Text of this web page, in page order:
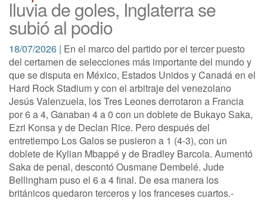
lluvia de goles, Inglaterra se
subió al podio
18/07/2026 | En el marco del partido por el tercer puesto
del certamen de selecciones más importante del mundo y
que se disputa en México, Estados Unidos y Canadá en el
Hard Rock Stadium y con el arbitraje del venezolano
Jesús Valenzuela, los Tres Leones derrotaron a Francia
por 6 a 4, Ganaban 4 a 0 con un doblete de Bukayo Saka,
Ezri Konsa y de Declan Rice. Pero después del
entretiempo Los Galos se pusieron a 1 (4-3), con un
doblete de Kylian Mbappé y de Bradley Barcola. Aumentó
Saka de penal, descontó Ousmane Dembelé. Jude
Bellingham puso el 6 a 4 final. De esa manera los
británicos quedaron terceros y los franceses cuartos.-